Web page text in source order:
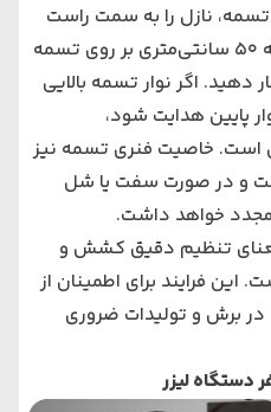
نازل را به سمت راست
کشیده و دو دست را در فاصله 50 سانتی‌متری بر روی تسمه
دهید. اگر نوار تسمه بالایی
پایین هدایت شود،
خاصیت فنری تسمه نیز
و در صورت سفت یا شل
مجدد خواهد داشت.
تنظیم دقیق کشش و
فرایند برای اطمینان از
برش و تولیدات ضروری
دستگاه لیزر